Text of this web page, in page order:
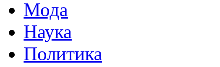
Мода
Наука
Политика